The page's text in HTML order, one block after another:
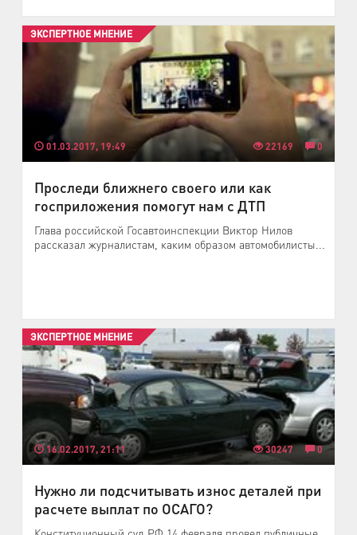
01.03.2017, 19:49 22169 0
ЭКСПЕРТНОЕ МНЕНИЕ
Проследи ближнего своего или как
госприложения помогут нам с ДТП
Глава российской Госавтоинспекции Виктор Нилов
рассказал журналистам, каким образом автомобилисты...
16.02.2017, 21:11 30247 0
ЭКСПЕРТНОЕ МНЕНИЕ
Нужно ли подсчитывать износ деталей при
расчете выплат по ОСАГО?